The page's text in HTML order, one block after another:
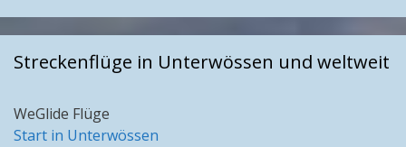
Streckenflüge in Unterwössen und weltweit
WeGlide Flüge
Start in Unterwössen